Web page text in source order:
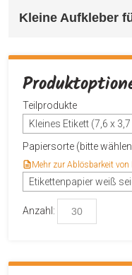
Kleine Aufkleber
Teilprodukte
Kleines Etikett (7,6 x
Papiersorte (bitte
Mehr zur Ablösbarkeit von
Etikettenpapier weiß
Anzahl: